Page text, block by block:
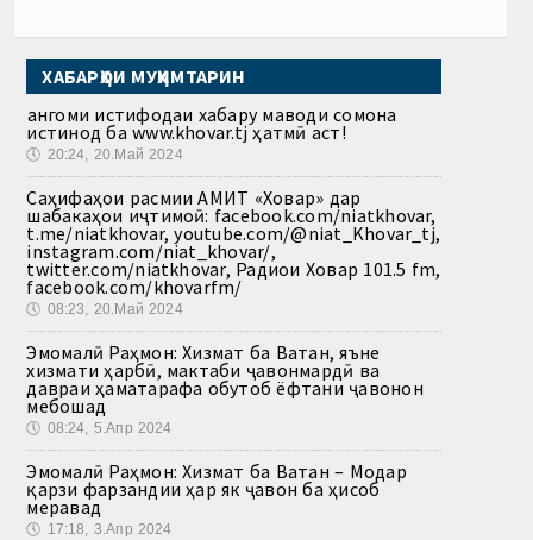
ХАБАРҲОИ МУҲИМТАРИН
Ҳангоми истифодаи хабару маводи сомона
истинод ба www.khovar.tj ҳатмӣ аст!
🕔 20:24, 20.Май 2024
Саҳифаҳои расмии АМИТ «Ховар» дар
шабакаҳои иҷтимоӣ: facebook.com/niatkhovar,
t.me/niatkhovar, youtube.com/@niat_Khovar_tj,
instagram.com/niat_khovar/,
twitter.com/niatkhovar, Радиои Ховар 101.5 fm,
facebook.com/khovarfm/
🕔 08:23, 20.Май 2024
Эмомалӣ Раҳмон: Хизмат ба Ватан, яъне
хизмати ҳарбӣ, мактаби ҷавонмардӣ ва
давраи ҳаматарафа обутоб ёфтани ҷавонон
мебошад
🕔 08:24, 5.Апр 2024
Эмомалӣ Раҳмон: Хизмат ба Ватан – Модар
қарзи фарзандии ҳар як ҷавон ба ҳисоб
меравад
🕔 17:18, 3.Апр 2024